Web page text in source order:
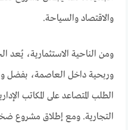
والاقتصاد والسياحة.
ومن الناحية الاستثمارية، يُعد
وربحية داخل العاصمة، بفضل
الطلب المتصاعد على المكاتب